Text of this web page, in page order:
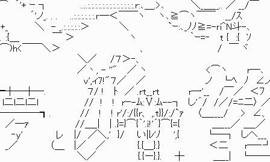
....:.:.:.:.:.:.:.:.:.:.:.:.:.r:､＿.>､ ＼_＿__.. ／ __/￣
. ..:.:.:.:.:.:.ｒ―＜￣￣ヽ ヽ､≧⌒ヽ￣￣ __/ｽ
＼ - _.:.:.:.:.:＞ ＼ `ｰ:､_ﾉﾉ≧=-ｒi^N斗-､
⌒)h､ :{＿ ￣ ＞ ヽ ｀ｰ=‐ t { :{ ｿ
=‐-､､⊥}⌒)h<￣￣＼＞ 、 / ￣ ヾ
/７＞‐、
, - ''" ／ ヽ <⌒ヽ r―､
７／ ／ ノ └ﾍ ﾉ ∠ノ
ﾄ ／ .rt__rt r一'__ /￣／ ＜ﾌ
// ! ! rｰ-ﾑ:Ⅴ:ﾑ--┐ し'´/ /／/=ﾆ二〉
// ! ! r'/:/{{r、 ,.t}}/:/`ｧ 〈＿____/ > ∠、
／―ｧ //＿_| | .}=}⌒{｀'.ｉ!'´}⌒{={ ＿___／ ＿_／
. ‐y' レ |/ ／＼,' }/ い|ﾚ'ﾉ ',{ └―┐ しヘ___
＞ ﾚ<ﾅヽ _／ （＿ |／ ／ {.{＿}.} ＜二
}.}. ┼ ＿__| └――- ､